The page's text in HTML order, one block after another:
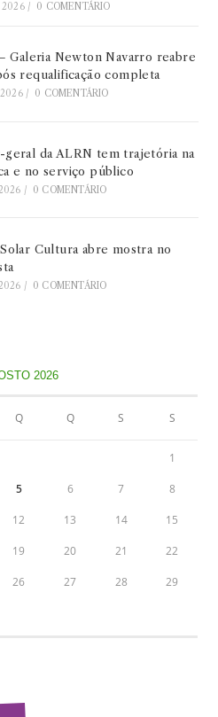
2026 / 0 COMENTÁRIO
Galeria Newton Navarro reabre
requalificação completa
2026 / 0 COMENTÁRIO
da ALRN tem trajetória na
e no serviço público
/ 0 COMENTÁRIO
Cultura abre mostra no
/ 0 COMENTÁRIO
2026
Q Q S S
1
5 6 7 8
12 13 14 15
19 20 21 22
26 27 28 29